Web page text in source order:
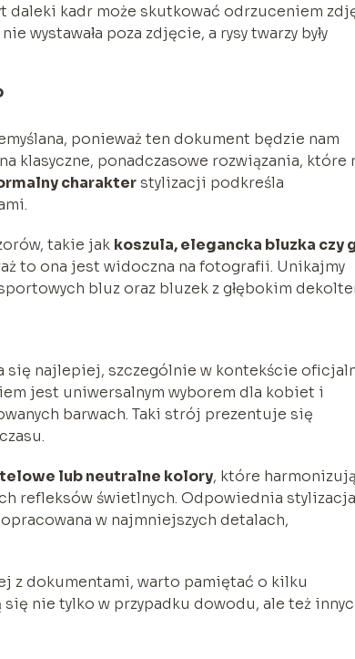
kadr może skutkować odrzuceniem
wystawała poza zdjęcie, a rysy twarzy były
ponieważ ten dokument będzie nam
klasyczne, ponadczasowe rozwiązania, które
charakterstylizacji podkreśla
takie jak koszula, elegancka bluzka czy
to ona jest widoczna na fotografii. Unikajmy
bluz oraz bluzek z głębokim
się najlepiej, szczególnie w kontekście
jest uniwersalnym wyborem dla kobiet i
barwach. Taki strój prezentuje się
lub neutralne kolory, które
refleksów świetlnych. Odpowiednia stylizacja
w najmniejszych detalach,
z dokumentami, warto pamiętać o kilku
nie tylko w przypadku dowodu, ale też